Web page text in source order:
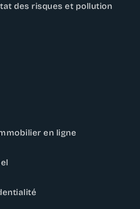
des risques et pollution
en ligne